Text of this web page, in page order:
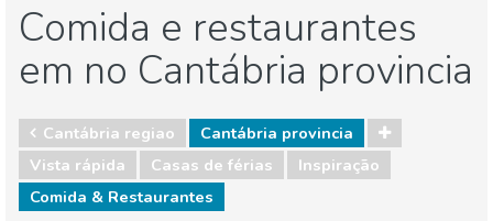
Comida e restaurantes
em no Cantábria provincia
Cantábria regiao
Cantábria provincia
Vista rápida
Casas de férias
Inspiração
Comida & Restaurantes